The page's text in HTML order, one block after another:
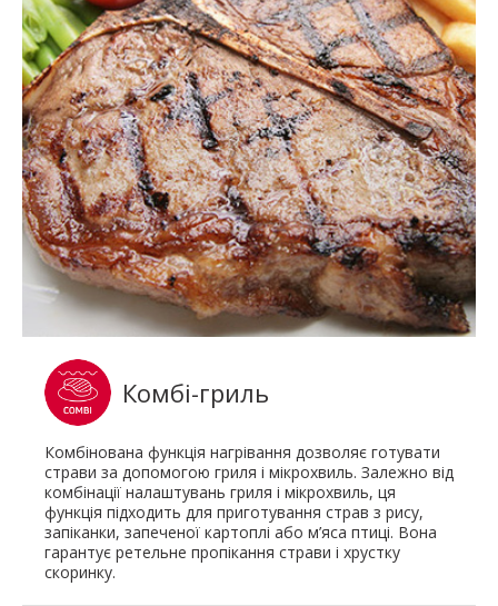
Комбі-гриль
Комбінована функція нагрівання дозволяє готувати
страви за допомогою гриля і мікрохвиль. Залежно від
комбінації налаштувань гриля і мікрохвиль, ця
функція підходить для приготування страв з рису,
запіканки, запеченої картоплі або м’яса птиці. Вона
гарантує ретельне пропікання страви і хрустку
скоринку.